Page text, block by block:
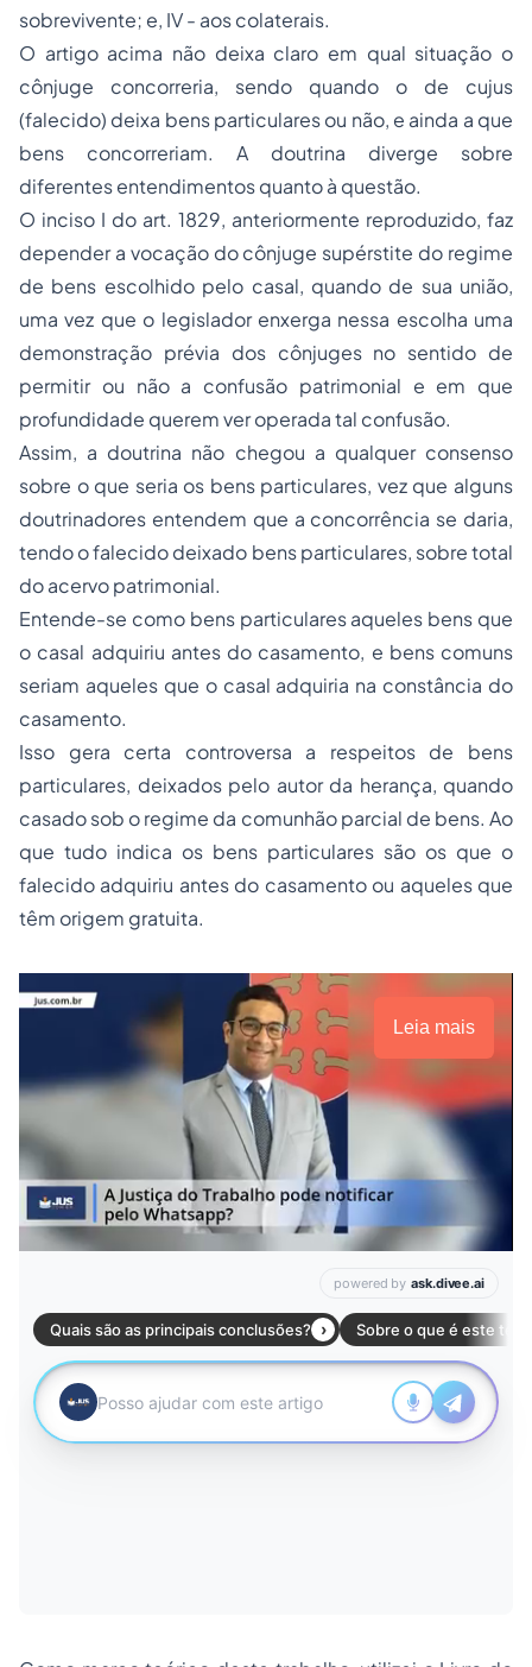
sobrevivente; e, IV - aos colaterais.
O artigo acima não deixa claro em qual situação o
cônjuge concorreria, sendo quando o de cujus
(falecido) deixa bens particulares ou não, e ainda a que
bens concorreriam. A doutrina diverge sobre
diferentes entendimentos quanto à questão.
O inciso I do art. 1829, anteriormente reproduzido, faz
depender a vocação do cônjuge supérstite do regime
de bens escolhido pelo casal, quando de sua união,
uma vez que o legislador enxerga nessa escolha uma
demonstração prévia dos cônjuges no sentido de
permitir ou não a confusão patrimonial e em que
profundidade querem ver operada tal confusão.
Assim, a doutrina não chegou a qualquer consenso
sobre o que seria os bens particulares, vez que alguns
doutrinadores entendem que a concorrência se daria,
tendo o falecido deixado bens particulares, sobre total
do acervo patrimonial.
Entende-se como bens particulares aqueles bens que
o casal adquiriu antes do casamento, e bens comuns
seriam aqueles que o casal adquiria na constância do
casamento.
Isso gera certa controversa a respeitos de bens
particulares, deixados pelo autor da herança, quando
casado sob o regime da comunhão parcial de bens. Ao
que tudo indica os bens particulares são os que o
falecido adquiriu antes do casamento ou aqueles que
têm origem gratuita.
Leia mais